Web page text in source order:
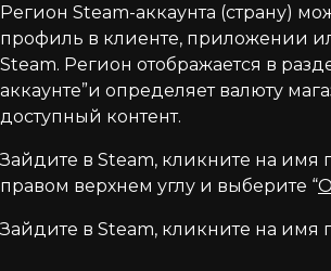
Регион Steam-аккаунта (страну)
профиль в клиенте, приложении
Steam. Регион отображается в
аккаунте”и определяет валюту
доступный контент.
Зайдите в Steam, кликните на имя
правом верхнем углу и выберите “
Зайдите в Steam, кликните на имя